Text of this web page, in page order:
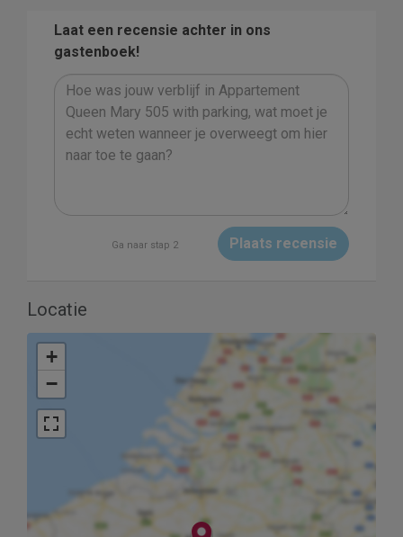
Laat een recensie achter in ons
gastenboek!
Ga naar stap 2 Plaats recensie
Locatie
+
−